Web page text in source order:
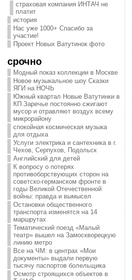
страховая компания ИНТАЧ не
платит
история
Нас уже 1000+ Спасибо за
участие!
Проект Новых Ватутинок фото
срочно
Модный показ коллекции в Москве
Новое музыкальное шоу Сказки
ЯГИ на НОЧЬ
Южный квартал Новые Ватутинки в
КП Заречье постоянно сжигают
мусор и отравляют воздух всему
микрорайону
спокойная космическая музыка
для отдыха
Услуги электрика и сантехника в г.
Чехов, Серпухов, Подольск
Английский для детей
К вопросу о потерях
противоборствующих сторон на
советско-германском фронте в
годы Великой Отечественной
войны: правда и вымысел
Остановки общественного
транспорта изменятся на 14
маршрутах
Тематический поезд «Малый
театр» вышел на Замоскворецкую
линию метро
Все на ЧМ: в центрах «Мои
документы» выдали первую
тысячу паспортов болельщика
Осмотр строящихся объектов в